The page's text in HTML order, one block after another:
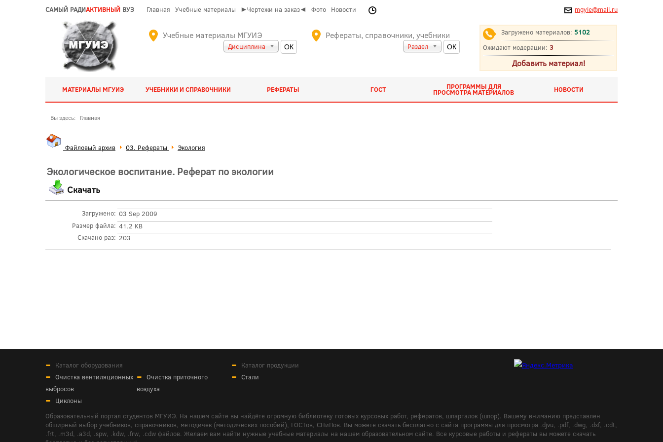
САМЫЙ РАДИАКТИВНЫЙ ВУЗ Главная Учебные материалы ►Чертежи на заказ◄ Фото Новости mgyie@mail.ru
Учебные материалы МГУИЭ
Дисциплина
Рефераты, справочники, учебники
Раздел
Загружено материалов: 5102
Ожидают модерации: 3
Добавить материал!
МАТЕРИАЛЫ МГУИЭ УЧЕБНИКИ И СПРАВОЧНИКИ РЕФЕРАТЫ ГОСТ ПРОГРАММЫ ДЛЯ
ПРОСМОТРА МАТЕРИАЛОВ НОВОСТИ
Вы здесь: Главная
Файловый архив 03. Рефераты Экология
Экологическое воспитание. Реферат по экологии
Скачать
Загружено: 03 Sep 2009
Размер файла: 41.2 KB
Скачано раз: 203
Каталог оборудования
Очистка вентиляционных
выбросов
Очистка приточного
воздуха
Циклоны
Каталог продукции
Стали
Образовательный портал студентов МГУИЭ. На нашем сайте вы найдёте огромную библиотеку готовых курсовых работ, рефератов, шпаргалок (шпор). Вашему вниманию представлен
обширный выбор учебников, справочников, методичек (методических пособий), ГОСТов, СНиПов. Вы можете скачать бесплатно с сайта программы для просмотра .djvu, .pdf, .dwg, .dxf, .cdt,
.frt, .m3d, .a3d, .spw, .kdw, .frw, .cdw файлов. Желаем вам найти нужные учебные материалы на нашем образовательном сайте. Все курсовые работы и рефераты вы можете скачать